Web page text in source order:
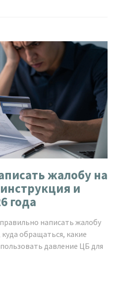
жалобу на
и
года
написать жалобу
куда обращаться, какие
давление ЦБ для